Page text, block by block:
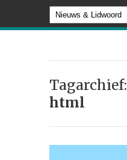
Tagarchief:
html